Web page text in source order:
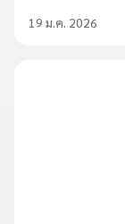
19 ม.ค. 2026